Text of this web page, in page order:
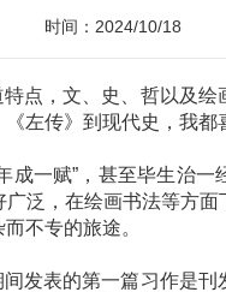
时间：2024/10/18
点，文、史、哲以及
左传》到现代史，我都
一赋”，甚至毕生治一
泛，在绘画书法等方面
不专的旅途。
表的第一篇习作是刊